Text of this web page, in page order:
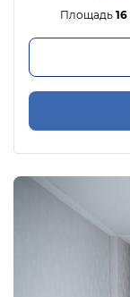
Площадь16